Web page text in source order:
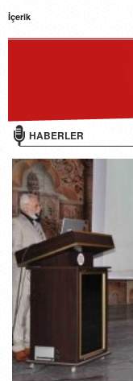
İçerik
HABERLER